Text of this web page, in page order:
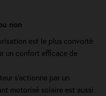
non
est le plus convoité
un confort efficace de
s'actionne par un
motorisé solaire est aussi